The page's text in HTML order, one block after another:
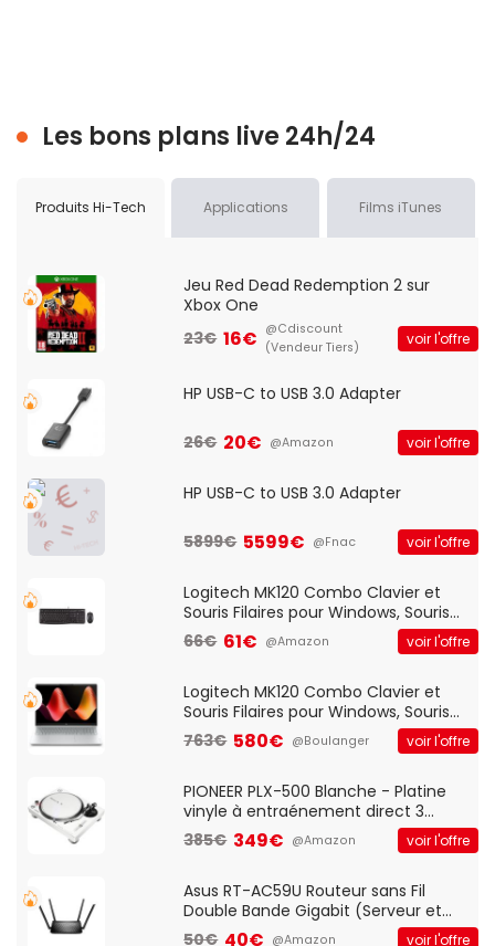
Les bons plans live 24h/24
Produits Hi-Tech Applications Films iTunes
Jeu Red Dead Redemption 2 sur
Xbox One
23€ 16€ @Cdiscount
(Vendeur Tiers)
voir l'offre
HP USB-C to USB 3.0 Adapter
26€ 20€ @Amazon voir l'offre
HP USB-C to USB 3.0 Adapter
5899€ 5599€ @Fnac voir l'offre
Logitech MK120 Combo Clavier et
Souris Filaires pour Windows, Souris
Optique Filaire, Connexion USB Plug
And Play, Confortable, Taille
QWERTY UK - Noir
66€ 61€ @Amazon voir l'offre
Logitech MK120 Combo Clavier et
Souris Filaires pour Windows, Souris
Optique Filaire, Connexion USB Plug
And Play, Confortable, Taille
QWERTY UK - Noir
763€ 580€ @Boulanger voir l'offre
PIONEER PLX-500 Blanche - Platine
vinyle à entraénement direct 3
vitesses (33-45-78 trs/min) avec
pre-ampli intégré et port USB
385€ 349€ @Amazon voir l'offre
Asus RT-AC59U Routeur sans Fil
Double Bande Gigabit (Serveur et
Client VPN, Triple Vlan, Mode Point
50€ 40€ @Amazon voir l'offre